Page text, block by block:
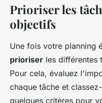
Prioriser les
objectifs
Une fois votre planning
prioriser les différentes
Pour cela, évaluez
chaque tâche et
quelques critères pour